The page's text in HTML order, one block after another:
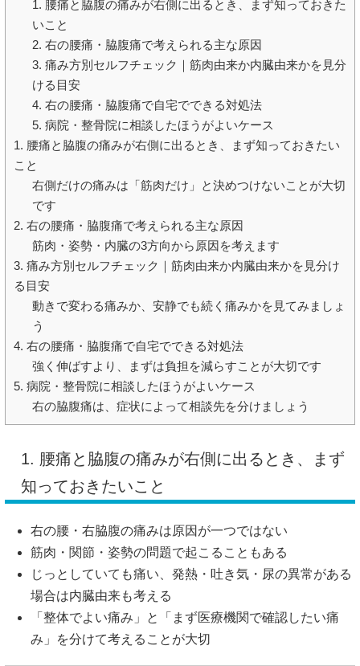
1. 腰痛と脇腹の痛みが右側に出るとき、まず知っておきた
いこと
2. 右の腰痛・脇腹痛で考えられる主な原因
3. 痛み方別セルフチェック｜筋肉由来か内臓由来かを見分
ける目安
4. 右の腰痛・脇腹痛で自宅でできる対処法
5. 病院・整骨院に相談したほうがよいケース
1. 腰痛と脇腹の痛みが右側に出るとき、まず知っておきたい
こと
右側だけの痛みは「筋肉だけ」と決めつけないことが大切
です
2. 右の腰痛・脇腹痛で考えられる主な原因
筋肉・姿勢・内臓の3方向から原因を考えます
3. 痛み方別セルフチェック｜筋肉由来か内臓由来かを見分け
る目安
動きで変わる痛みか、安静でも続く痛みかを見てみましょ
う
4. 右の腰痛・脇腹痛で自宅でできる対処法
強く伸ばすより、まずは負担を減らすことが大切です
5. 病院・整骨院に相談したほうがよいケース
右の脇腹痛は、症状によって相談先を分けましょう
1. 腰痛と脇腹の痛みが右側に出るとき、まず
知っておきたいこと
右の腰・右脇腹の痛みは原因が一つではない
筋肉・関節・姿勢の問題で起こることもある
じっとしていても痛い、発熱・吐き気・尿の異常がある
場合は内臓由来も考える
「整体でよい痛み」と「まず医療機関で確認したい痛
み」を分けて考えることが大切